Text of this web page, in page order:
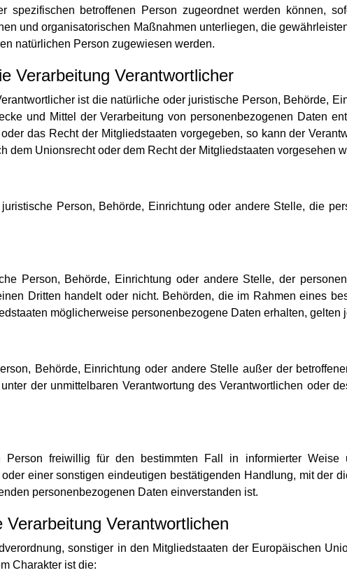
spezifischen betroffenen Person zugeordnet werden können,
und organisatorischen Maßnahmen unterliegen, die
natürlichen Person zugewiesen werden.
Verarbeitung Verantwortlicher
ist die natürliche oder juristische Person, Behörde,
und Mittel der Verarbeitung von personenbezogenen Daten
das Recht der Mitgliedstaaten vorgegeben, so kann der
dem Unionsrecht oder dem Recht der Mitgliedstaaten vorgesehen
Person, Behörde, Einrichtung oder andere Stelle, die
Person, Behörde, Einrichtung oder andere Stelle, der
Dritten handelt oder nicht. Behörden, die im Rahmen eines
möglicherweise personenbezogene Daten erhalten, gelten
Behörde, Einrichtung oder andere Stelle außer der
der unmittelbaren Verantwortung des Verantwortlichen oder
freiwillig für den bestimmten Fall in informierter Weise
einer sonstigen eindeutigen bestätigenden Handlung, mit der
personenbezogenen Daten einverstanden ist.
Verantwortlichen
sonstiger in den Mitgliedstaaten der Europäischen
Charakter ist die: